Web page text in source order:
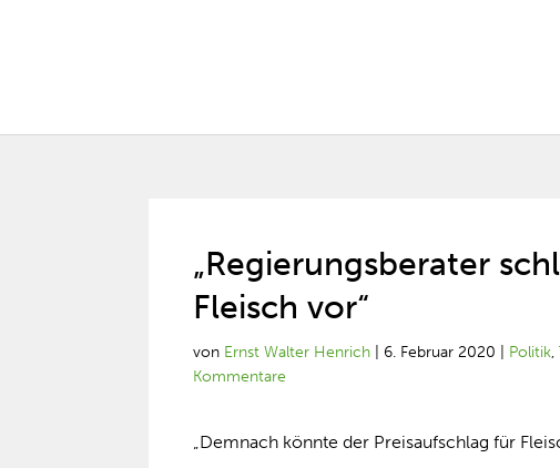
„Regierungsberater
Fleisch vor“
von Ernst Walter Henrich 6. Februar 2020 Politik,
Kommentare
„Demnach könnte der Preisaufschlag für